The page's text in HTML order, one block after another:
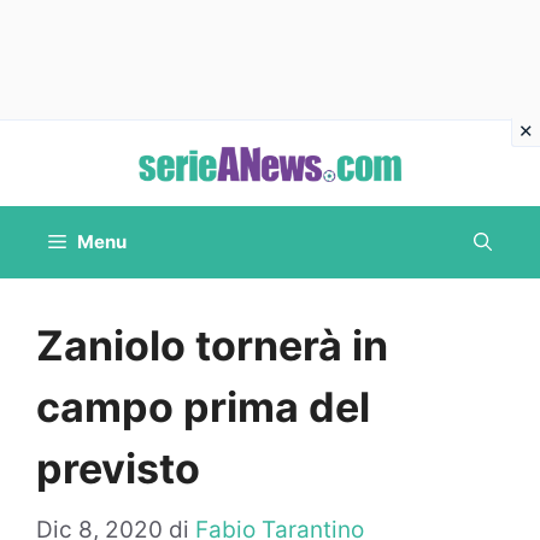
contenuto
Menu
Zaniolo tornerà in
campo prima del
previsto
Dic 8, 2020 di Fabio Tarantino